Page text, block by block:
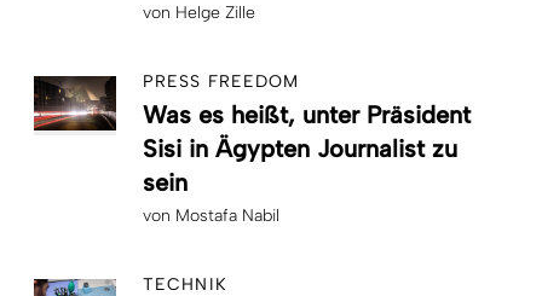
von Helge Zille
PRESS FREEDOM
Was es heißt, unter Präsident
Sisi in Ägypten Journalist zu
sein
von Mostafa Nabil
TECHNIK